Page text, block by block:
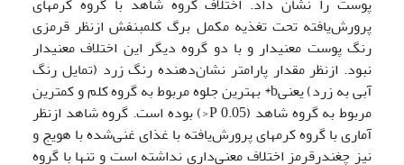
پرورش‌یافته تحت تغذیه مکمل برگ کلم­بنفش ازنظر قرمزی
رنگ پوست معنی­دار و با دو گروه دیگر این اختلاف معنی­دار
نبود. ازنظر مقدار پارامتر نشان‌دهنده رنگ زرد (تمایل رنگ
آبی به زرد) یعنیb* بهترین جلوه مربوط به گروه کلم و کمترین
مربوط به گروه شاهد (0.05 P<) بوده است. گروه شاهد ازنظر
آماری با گروه کرمهای پرورش‌یافته با غذای غنی‌شده با هویج و
نیز چغندر­قرمز اختلاف معنی‌داری نداشته است و تنها با گروه